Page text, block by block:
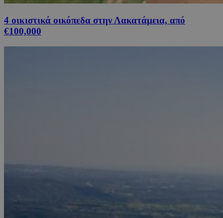
4 οικιστικά οικόπεδα στην Λακατάμεια, από
€100,000